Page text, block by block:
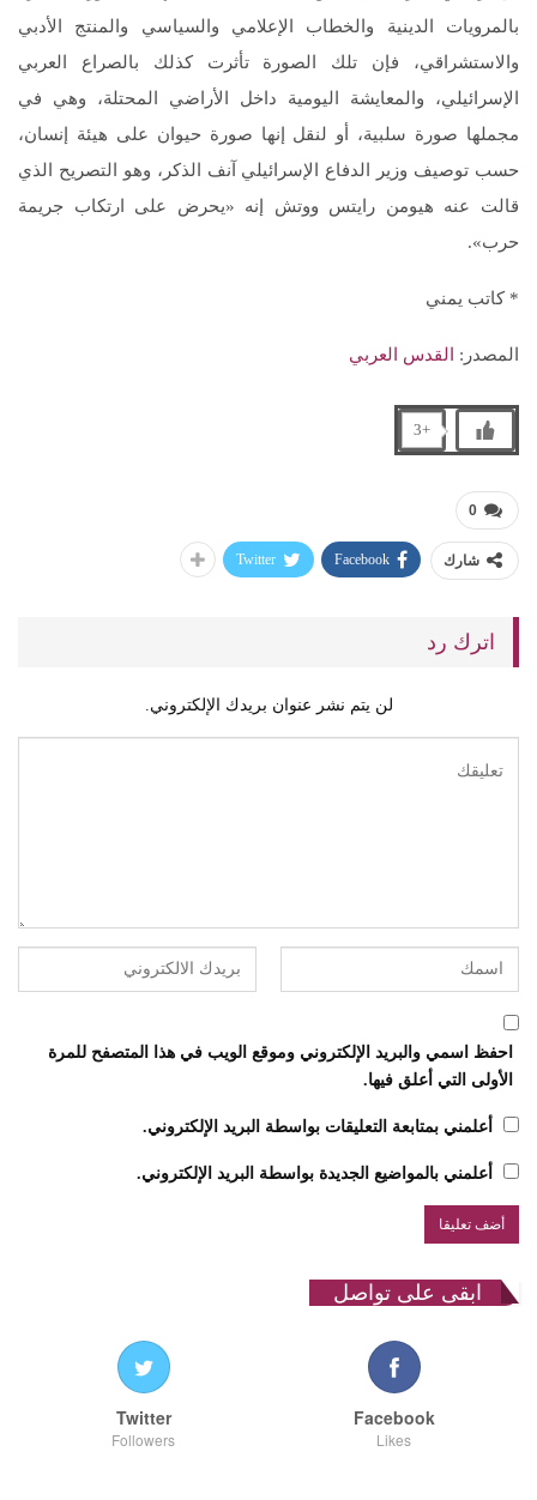
بالمرويات الدينية والخطاب الإعلامي والسياسي والمنتج الأدبي
والاستشراقي، فإن تلك الصورة تأثرت كذلك بالصراع العربي
الإسرائيلي، والمعايشة اليومية داخل الأراضي المحتلة، وهي في
مجملها صورة سلبية، أو لنقل إنها صورة حيوان على هيئة إنسان،
حسب توصيف وزير الدفاع الإسرائيلي آنف الذكر، وهو التصريح الذي
قالت عنه هيومن رايتس ووتش إنه «يحرض على ارتكاب جريمة
حرب».
* كاتب يمني
المصدر: القدس العربي
+3
0
شارك Facebook
Twitter
اترك رد
لن يتم نشر عنوان بريدك الإلكتروني.
احفظ اسمي والبريد الإلكتروني وموقع الويب في هذا المتصفح للمرة
الأولى التي أعلق فيها.
أعلمني بمتابعة التعليقات بواسطة البريد الإلكتروني.
أعلمني بالمواضيع الجديدة بواسطة البريد الإلكتروني.
ابقى على تواصل
Facebook
Likes
Twitter
Followers